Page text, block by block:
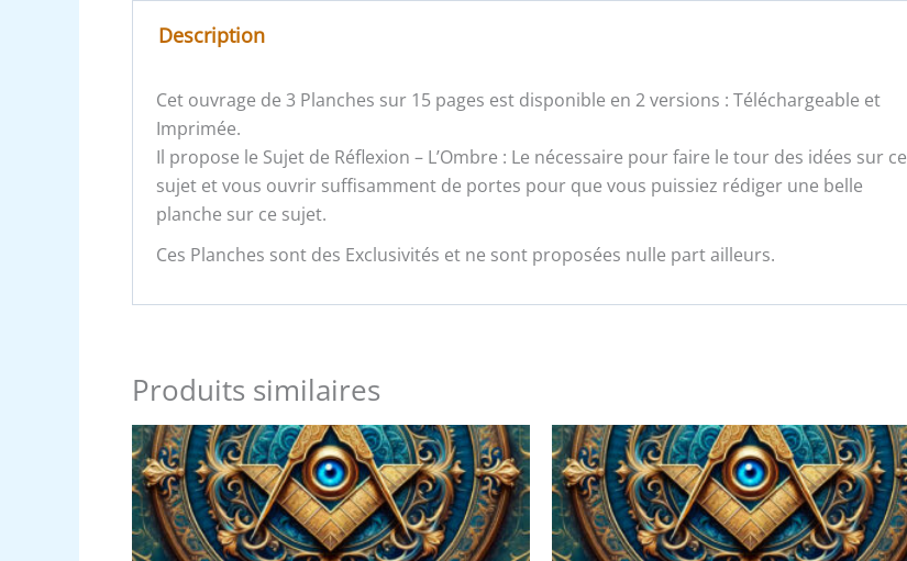
Description
Cet ouvrage de 3 Planches sur 15 pages est disponible en 2 versions : Téléchargeable et
Imprimée.
Il propose le Sujet de Réflexion – L’Ombre : Le nécessaire pour faire le tour des idées sur ce
sujet et vous ouvrir suffisamment de portes pour que vous puissiez rédiger une belle
planche sur ce sujet.
Ces Planches sont des Exclusivités et ne sont proposées nulle part ailleurs.
Produits similaires